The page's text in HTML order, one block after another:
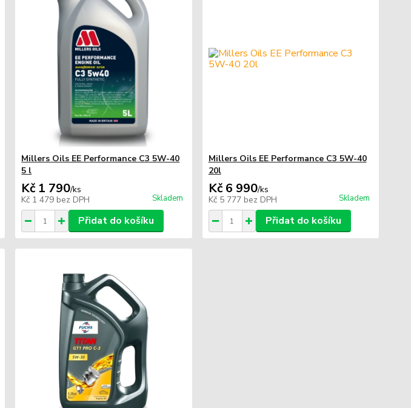
Millers Oils EE Performance C3 5W-40
5 l
Kč 1 790/ks
Kč 1 479 bez DPH Skladem
Přidat do košíku
Millers Oils EE Performance C3 5W-40
20l
Kč 6 990/ks
Kč 5 777 bez DPH Skladem
Přidat do košíku